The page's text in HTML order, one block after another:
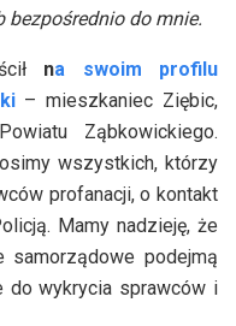
bezpośrednio do mnie.
na swoim profilu
– mieszkaniec Ziębic,
Ząbkowickiego.
wszystkich, którzy
profanacji, o kontakt
Mamy nadzieję, że
samorządowe podejmą
do wykrycia sprawców i